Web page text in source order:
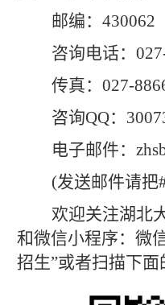
邮编： 430062
咨询电话：
传真： 027-
咨询QQ：
电子邮件：
(发送邮件请把
欢迎关注湖北
和微信小程序：微
招生”或者扫描下面